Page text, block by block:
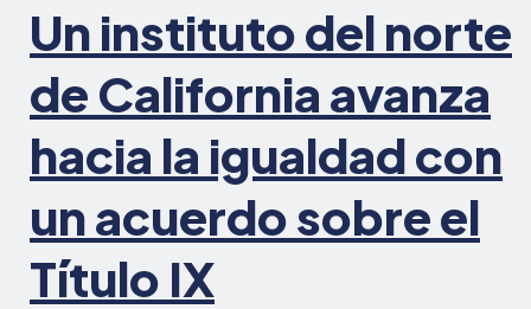
y
tráfico
laboral
Un instituto del norte
de California avanza
hacia la igualdad con
un acuerdo sobre el
Título IX